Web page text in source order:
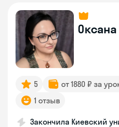
Оксана
5 от 1880 ₽ за
1 отзыв
Закончила Киевский